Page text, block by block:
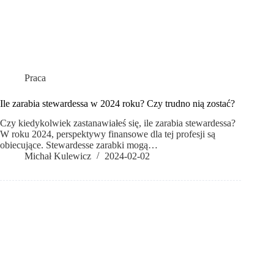
Praca
Ile zarabia stewardessa w 2024 roku? Czy trudno nią zostać?
Czy kiedykolwiek zastanawiałeś się, ile zarabia stewardessa?
W roku 2024, perspektywy finansowe dla tej profesji są
obiecujące. Stewardesse zarabki mogą…
Michał Kulewicz
2024-02-02